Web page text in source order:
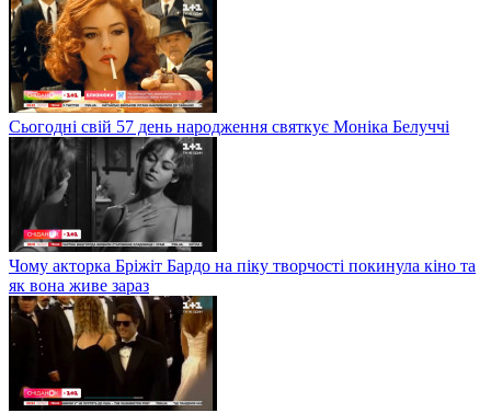
Сьогодні свій 57 день народження святкує Моніка Белуччі
Чому акторка Бріжіт Бардо на піку творчості покинула кіно та
як вона живе зараз